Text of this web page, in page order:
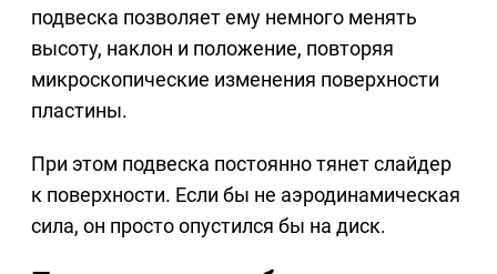
подвеска позволяет ему немного менять
высоту, наклон и положение, повторяя
микроскопические изменения поверхности
пластины.
При этом подвеска постоянно тянет слайдер
к поверхности. Если бы не аэродинамическая
сила, он просто опустился бы на диск.